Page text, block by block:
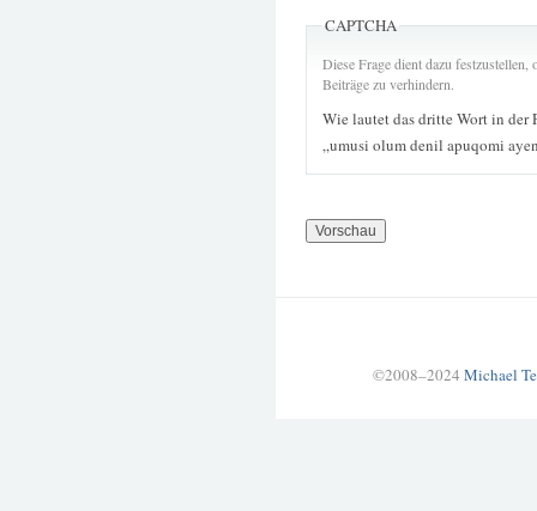
CAPTCHA
Diese Frage dient dazu
Beiträge zu verhindern.
Wie lautet das dritte Wort in der
„umusi olum denil apuqomi
©2008–2024 Michael